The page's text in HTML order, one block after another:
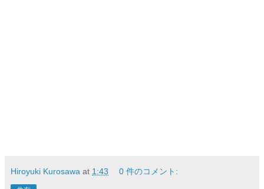
Hiroyuki Kurosawa at 1:43 0 件のコメント: